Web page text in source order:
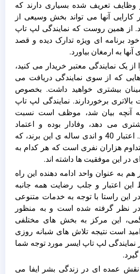
وظایف تعریف شده بسیاری دارند که
کارایی آنها می تواند بخش وسیعی از
از همین روست که نمایندگی لپ تاپ
برنامه ای ویژه تدارک دیده و قصد
آنها به ارمغان بیاورد.
از یک نمایندگی معتبر خریدار می کنید،
که از سوی نمایندگی دریافت می
بیشتری خواهید داشت. بخصوص
بالاتری برخوردارند. نمایندگی لپ تاپ
آنچه بیان شد، موظف است نسبت
می دهد، وفادار بوده و اعتماد
مشتری را جلب کند. اعتبار 40 و اندی ساله ی این برند، که
هزاران نفری است که هر کدام به
در این موفقیت ها داشته اند.
هم به عنوان واحد ادامه دهنده این راه
اعتبار و جلب رضایت همه جانبه
این راستا با توجه به خدمات متنوعی
نظر گرفته شده است و به منظور
این مرکز به بخش های مختلفی
است نتیجه تلاش های شبانه روزی
نمایندگی لپ تاپ ایسر مورد توجه شما
عمده ای در زندگی بشر ایفا می